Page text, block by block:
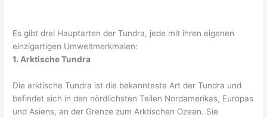
Es gibt drei Hauptarten der Tundra, jede mit ihren eigenen
einzigartigen Umweltmerkmalen:
1. Arktische Tundra
Die arktische Tundra ist die bekannteste Art der Tundra und
befindet sich in den nördlichsten Teilen Nordamerikas, Europas
und Asiens, an der Grenze zum Arktischen Ozean. Sie